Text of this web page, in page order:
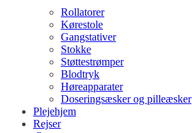
Rollatorer
Kørestole
Gangstativer
Stokke
Støttestrømper
Blodtryk
Høreapparater
Doseringsæsker og pilleæsker
Plejehjem
Rejser